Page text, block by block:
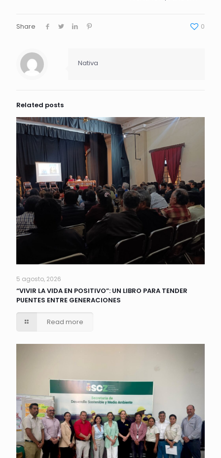
Share 0
Nativa
Related posts
5 agosto, 2026
“VIVIR LA VIDA EN POSITIVO”: UN LIBRO PARA TENDER
PUENTES ENTRE GENERACIONES
Read more